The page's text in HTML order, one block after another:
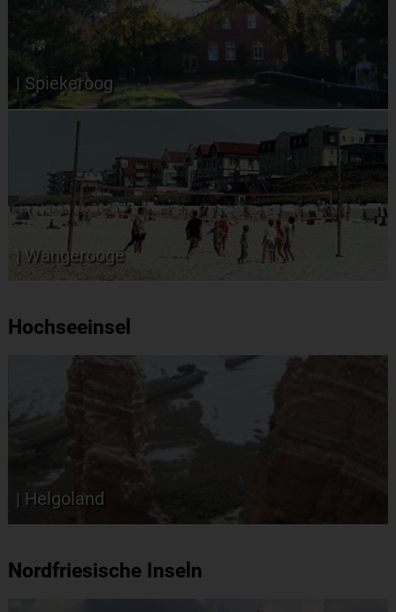
| Spiekeroog
| Wangerooge
Hochseeinsel
| Helgoland
Nordfriesische Inseln